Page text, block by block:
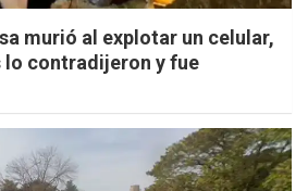
murió al explotar un celular,
lo contradijeron y fue